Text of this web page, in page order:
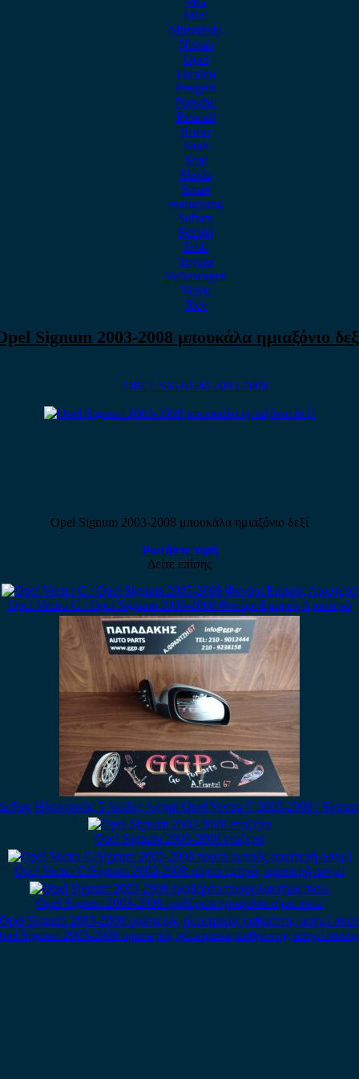
Mini
Mitsubishi
Nissan
Opel
Omoda
Peugeot
Porsche
Renault
Rover
Saab
Seat
Skoda
Smart
ssangyong
Subaru
Suzuki
Tesla
Toyota
Volkswagen
Volvo
Xev
Signum 2003-2008 μπουκάλα ημιαξόνιο
OPEL SIGNUM 2003-2008
Opel Signum 2003-2008 μπουκάλα ημιαξόνιο δεξί
Ρωτήστε τιμή
Δείτε επίσης
Opel Vectra C / Opel Signum 2005-2008 Φανάρι Εμπρός Αριστερό
Ηλεκτρικός 5 Ακίδες Ασημί Opel Vectra C 2002-2008 /
Opel Signum 2003-2008 εταζέρα
Opel Vectra C/Signum 2002-2008 πόρτα εμπρός αριστερή ασημί
Opel Signum 2003-2008 τραβέρσα προφυλακτήρα πίσω
Signum 2003-2008 αριστερός ηλεκτρικός καθρέπτης ασημί